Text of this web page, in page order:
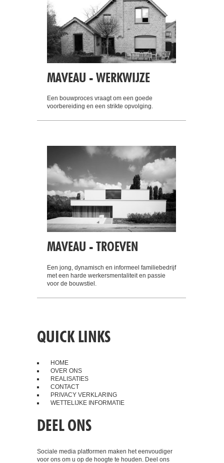
MAVEAU - WERKWIJZE
Een bouwproces vraagt om een goede
voorbereiding en een strikte opvolging.
MAVEAU - TROEVEN
Een jong, dynamisch en informeel familiebedrijf
met een harde werkersmentaliteit en passie
HOME
CONTACT
PRIVACY VERKLARING
WETTELIJKE INFORMATIE
DEEL ONS
Sociale media platformen maken het eenvoudiger